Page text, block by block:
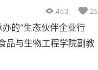
 25
 453
的“生态伙伴企业行
品与生物工程学院副教